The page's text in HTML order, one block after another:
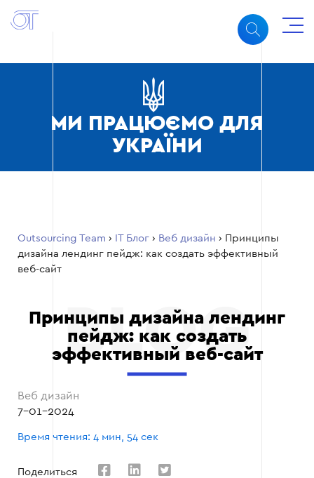
МИ ПРАЦЮЄМО ДЛЯ
УКРАЇНИ
Outsourcing Team › ІТ Блог › Веб дизайн › Принципы
дизайна лендинг пейдж: как создать эффективный
веб-сайт
Принципы дизайна лендинг
пейдж: как создать
эффективный веб-сайт
Веб дизайн
7-01-2024
Время чтения: 4 мин, 54 сек
Поделиться